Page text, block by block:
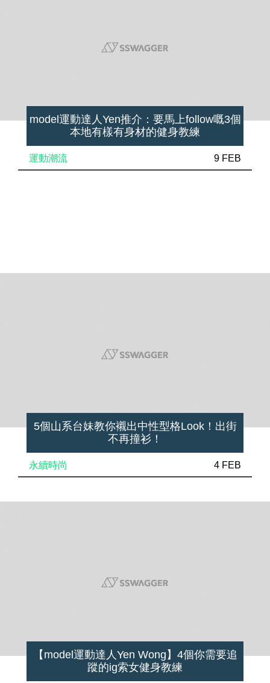
model運動達人Yen推介：要馬上follow嘅3個
本地有樣有身材的健身教練
運動潮流 9 FEB
5個山系台妹教你襯出中性型格Look！出街
不再撞衫！
永續時尚 4 FEB
【model運動達人Yen Wong】4個你需要追
蹤的ig索女健身教練